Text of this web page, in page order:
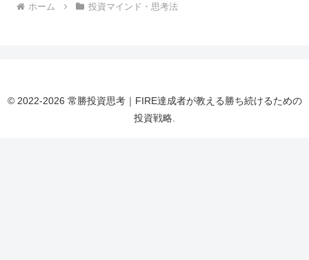
ホーム 投資マインド・思考法
© 2022-2026 常勝投資思考｜FIRE達成者が教える勝ち続けるための
投資戦略.